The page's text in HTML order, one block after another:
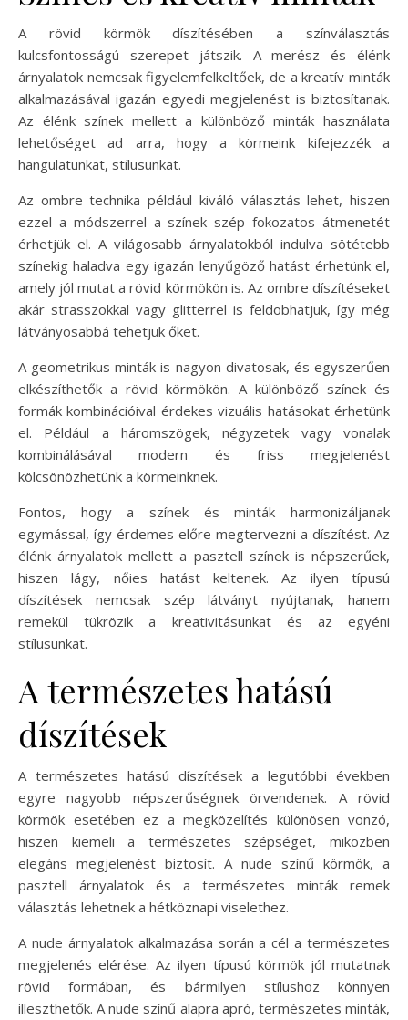
A rövid körmök díszítésében a színválasztás
kulcsfontosságú szerepet játszik. A merész és élénk
árnyalatok nemcsak figyelemfelkeltőek, de a kreatív minták
alkalmazásával igazán egyedi megjelenést is biztosítanak.
Az élénk színek mellett a különböző minták használata
lehetőséget ad arra, hogy a körmeink kifejezzék a
hangulatunkat, stílusunkat.
Az ombre technika például kiváló választás lehet, hiszen
ezzel a módszerrel a színek szép fokozatos átmenetét
érhetjük el. A világosabb árnyalatokból indulva sötétebb
színekig haladva egy igazán lenyűgöző hatást érhetünk el,
amely jól mutat a rövid körmökön is. Az ombre díszítéseket
akár strasszokkal vagy glitterrel is feldobhatjuk, így még
látványosabbá tehetjük őket.
A geometrikus minták is nagyon divatosak, és egyszerűen
elkészíthetők a rövid körmökön. A különböző színek és
formák kombinációival érdekes vizuális hatásokat érhetünk
el. Például a háromszögek, négyzetek vagy vonalak
kombinálásával modern és friss megjelenést
kölcsönözhetünk a körmeinknek.
Fontos, hogy a színek és minták harmonizáljanak
egymással, így érdemes előre megtervezni a díszítést. Az
élénk árnyalatok mellett a pasztell színek is népszerűek,
hiszen lágy, nőies hatást keltenek. Az ilyen típusú
díszítések nemcsak szép látványt nyújtanak, hanem
remekül tükrözik a kreativitásunkat és az egyéni
stílusunkat.
A természetes hatású
díszítések
A természetes hatású díszítések a legutóbbi években
egyre nagyobb népszerűségnek örvendenek. A rövid
körmök esetében ez a megközelítés különösen vonzó,
hiszen kiemeli a természetes szépséget, miközben
elegáns megjelenést biztosít. A nude színű körmök, a
pasztell árnyalatok és a természetes minták remek
választás lehetnek a hétköznapi viselethez.
A nude árnyalatok alkalmazása során a cél a természetes
megjelenés elérése. Az ilyen típusú körmök jól mutatnak
rövid formában, és bármilyen stílushoz könnyen
illeszthetők. A nude színű alapra apró, természetes minták,